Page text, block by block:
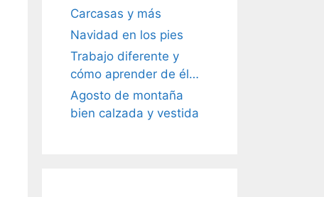
Carcasas y más
Navidad en los pies
Trabajo diferente y
cómo aprender de él…
Agosto de montaña
bien calzada y vestida